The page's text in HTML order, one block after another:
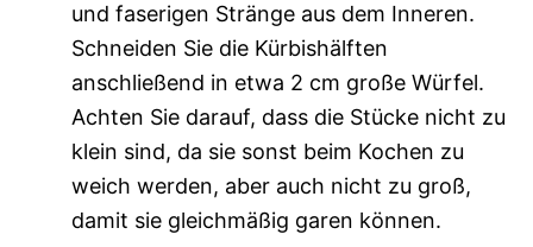
und faserigen Stränge aus dem Inneren.
Schneiden Sie die Kürbishälften
anschließend in etwa 2 cm große Würfel.
Achten Sie darauf, dass die Stücke nicht zu
klein sind, da sie sonst beim Kochen zu
weich werden, aber auch nicht zu groß,
damit sie gleichmäßig garen können.